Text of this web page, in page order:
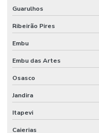
AUTOMAÇÃO
RESIDENCIAL
ORÇAMENTO
AUTOMAÇÃO
RESIDENCIAL
PALMAS
AUTOMAÇÃO
RESIDENCIAL
DE PERSIANAS
AUTOMAÇÃO
RESIDENCIAL
Guarulhos
Ribeirão Pires
Embu
Embu das Artes
Osasco
Jandira
Itapevi
Caierias